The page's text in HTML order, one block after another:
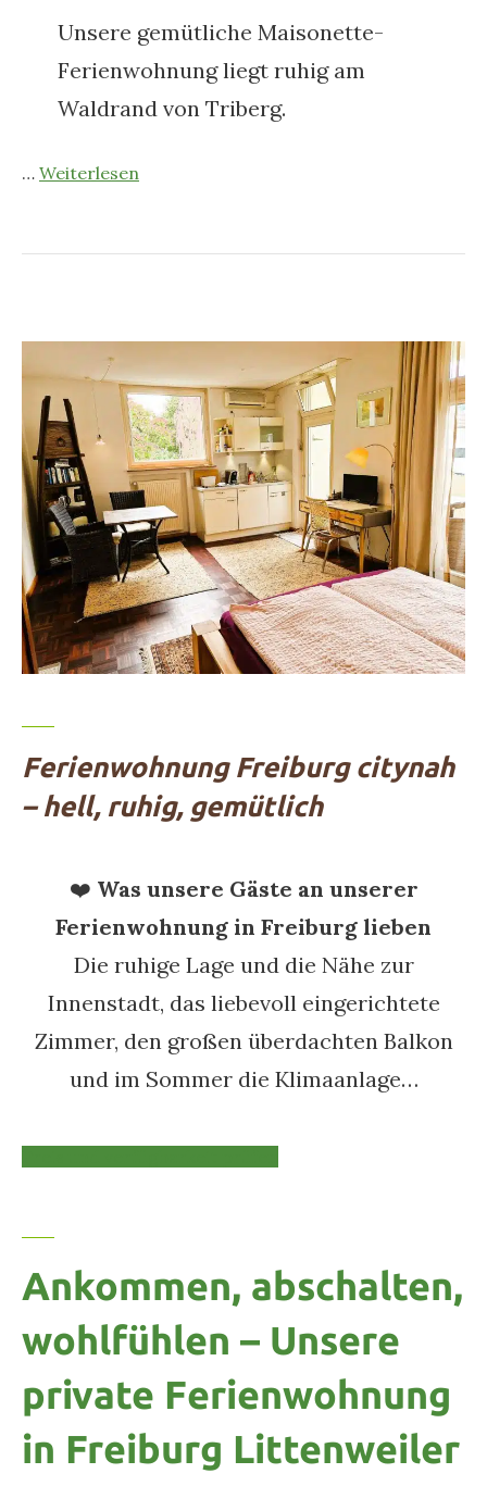
Unsere gemütliche Maisonette-
Ferienwohnung liegt ruhig am
Waldrand von Triberg.
… Weiterlesen
Ferienwohnung Freiburg citynah
– hell, ruhig, gemütlich
❤️ Was unsere Gäste an unserer
Ferienwohnung in Freiburg lieben
Die ruhige Lage und die Nähe zur
Innenstadt, das liebevoll eingerichtete
Zimmer, den großen überdachten Balkon
und im Sommer die Klimaanlage…
Ankommen, abschalten,
wohlfühlen – Unsere
private Ferienwohnung
in Freiburg Littenweiler